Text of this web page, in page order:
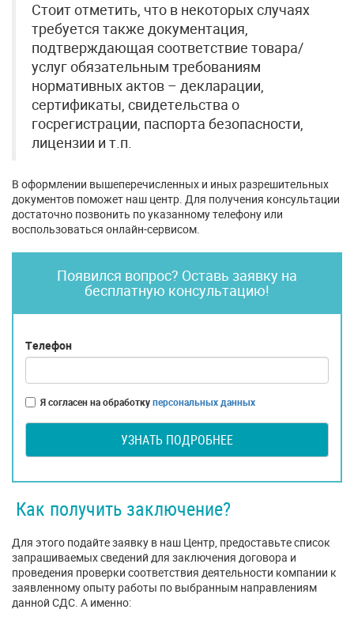
Стоит отметить, что в некоторых случаях
требуется также документация,
подтверждающая соответствие товара/
услуг обязательным требованиям
нормативных актов – декларации,
сертификаты, свидетельства о
госрегистрации, паспорта безопасности,
лицензии и т.п.
В оформлении вышеперечисленных и иных разрешительных
документов поможет наш центр. Для получения консультации
достаточно позвонить по указанному телефону или
воспользоваться онлайн-сервисом.
Появился вопрос? Оставь заявку на
бесплатную консультацию!
Телефон
Я согласен на обработкуперсональных данных
УЗНАТЬ ПОДРОБНЕЕ
Как получить заключение?
Для этого подайте заявку в наш Центр, предоставьте список
запрашиваемых сведений для заключения договора и
проведения проверки соответствия деятельности компании к
заявленному опыту работы по выбранным направлениям
данной СДС. А именно: